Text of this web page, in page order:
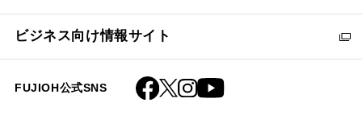
ビジネス向け情報サイト
FUJIOH公式SNS